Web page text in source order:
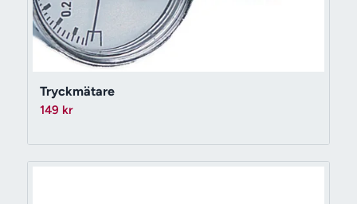
Tryckmätare
149 kr